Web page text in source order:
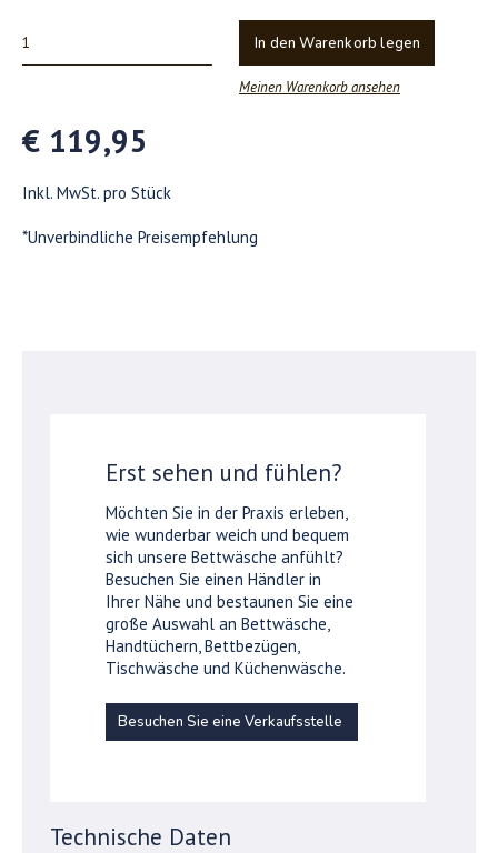
In den Warenkorb legen
Meinen Warenkorb ansehen
€ 119,95
Inkl. MwSt. pro Stück
*Unverbindliche Preisempfehlung
Erst sehen und fühlen?
Möchten Sie in der Praxis erleben,
wie wunderbar weich und bequem
sich unsere Bettwäsche anfühlt?
Besuchen Sie einen Händler in
Ihrer Nähe und bestaunen Sie eine
große Auswahl an Bettwäsche,
Handtüchern, Bettbezügen,
Tischwäsche und Küchenwäsche.
Besuchen Sie eine Verkaufsstelle
Technische Daten